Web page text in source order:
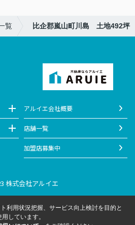
覧 比企郡嵐山町川島 土地492坪
アルイエ会社概要
店舗一覧
加盟店募集中
株式会社アルイエ
利用状況把握、サービス向上検討を目的と
しています。